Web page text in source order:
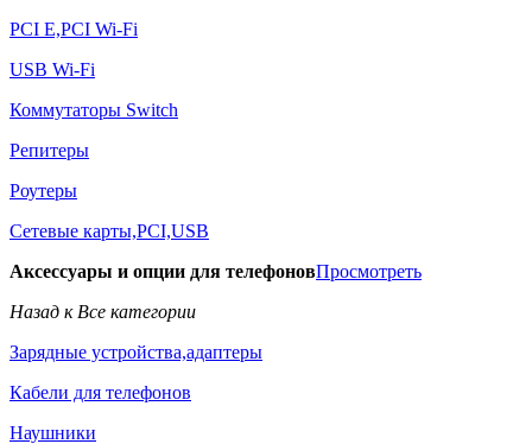
PCI E,PCI Wi-Fi
USB Wi-Fi
Коммутаторы Switch
Репитеры
Роутеры
Сетевые карты,PCI,USB
Аксессуары и опции для телефоновПросмотреть
Назад к Все категории
Зарядные устройства,адаптеры
Кабели для телефонов
Наушники